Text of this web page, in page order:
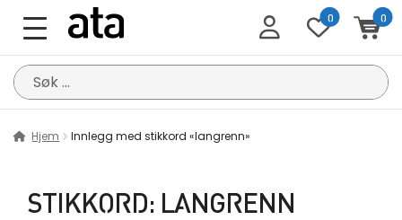
0 0
Søk
etter:
Hjem Innlegg med stikkord «langrenn»
STIKKORD: LANGRENN